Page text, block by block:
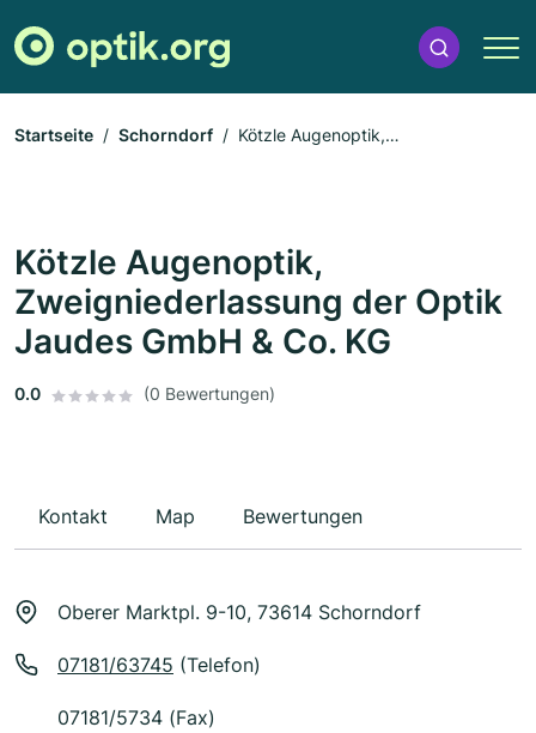
Startseite Schorndorf
Kötzle Augenoptik,
Kötzle Augenoptik,
Zweigniederlassung der Optik
Jaudes GmbH & Co. KG
0.0 (0 Bewertungen)
Kontakt Map Bewertungen
Oberer Marktpl. 9-10, 73614 Schorndorf
07181/63745 (Telefon)
07181/5734 (Fax)